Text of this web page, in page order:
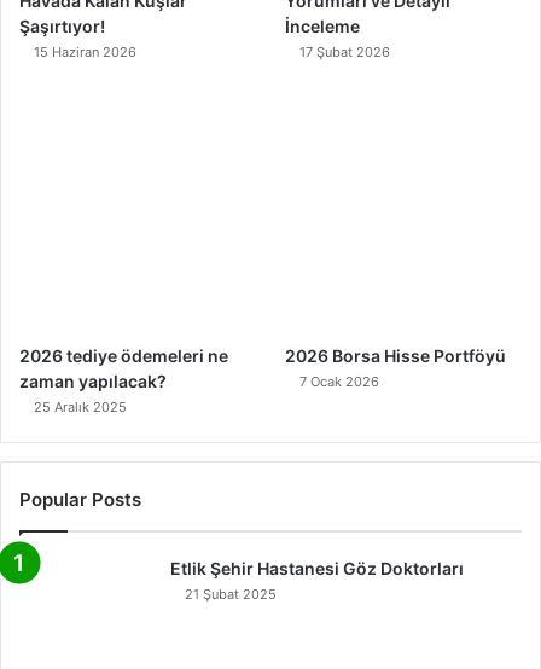
Şaşırtıyor!
15 Haziran 2026
İnceleme
17 Şubat 2026
2026 tediye ödemeleri ne
zaman yapılacak?
25 Aralık 2025
2026 Borsa Hisse Portföyü
7 Ocak 2026
Popular Posts
Etlik Şehir Hastanesi Göz Doktorları
21 Şubat 2025